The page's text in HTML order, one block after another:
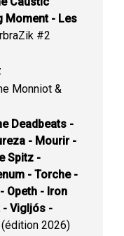
Moment - Les
#2
Monniot &
Deadbeats -
- Mourir -
Spitz -
- Torche -
Opeth - Iron
- Vigljós -
2026)